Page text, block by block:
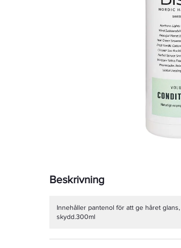
Beskrivning
Innehåller pantenol för att ge håret
skydd.300ml